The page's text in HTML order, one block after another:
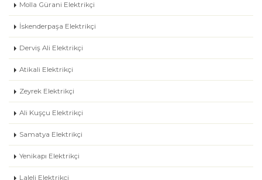
Molla Gürani Elektrikçi
İskenderpaşa Elektrikçi
Derviş Ali Elektrikçi
Atikali Elektrikçi
Zeyrek Elektrikçi
Ali Kuşçu Elektrikçi
Samatya Elektrikçi
Yenikapı Elektrikçi
Laleli Elektrikçi